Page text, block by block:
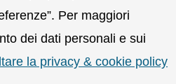
Per maggiori
dei dati personali e sui
la privacy & cookie policy